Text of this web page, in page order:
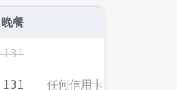
晚餐
任何信用卡、付款方式皆